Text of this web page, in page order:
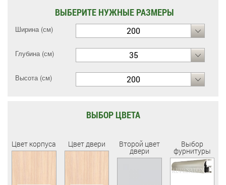
ВЫБЕРИТЕ НУЖНЫЕ РАЗМЕРЫ
Ширина (см) 200
Глубина (см) 35
Высота (см) 200
ВЫБОР ЦВЕТА
Цвет корпуса Цвет двери Второй цвет
двери
Выбор
фурнитуры